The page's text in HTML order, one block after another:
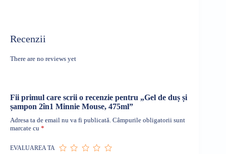
Recenzii
There are no reviews yet
Fii primul care scrii o recenzie pentru „Gel de duș și
șampon 2în1 Minnie Mouse, 475ml”
Adresa ta de email nu va fi publicată. Câmpurile obligatorii sunt
marcate cu *
EVALUAREA TA